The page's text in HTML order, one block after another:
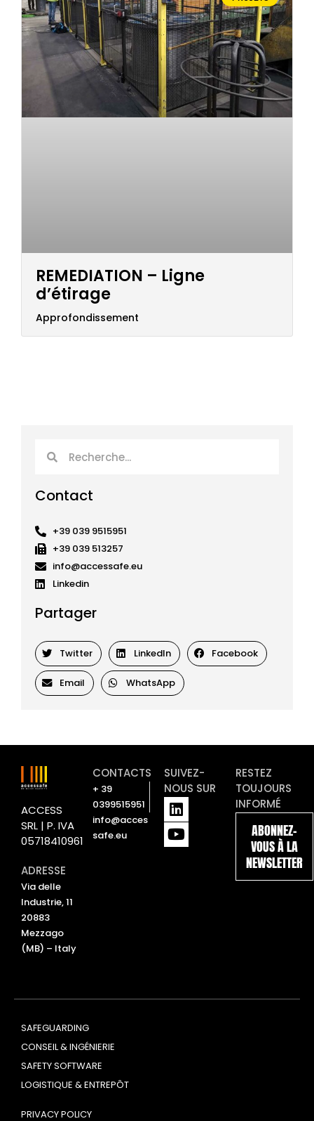
REMEDIATION – Ligne
d’étirage
Approfondissement
Contact
+39 039 9515951
+39 039 513257
info@accessafe.eu
Linkedin
Partager
Twitter LinkedIn Facebook
Email WhatsApp
ACCESS
SRL | P. IVA
05718410961
ADRESSE
Via delle
Industrie, 11
20883
Mezzago
(MB) – Italy
CONTACTS
+ 39
0399515951
info@acces
safe.eu
SUIVEZ-
NOUS SUR
L
i
n
k
Y
o
u
t
RESTEZ
TOUJOURS
INFORMÉ
ABONNEZ-
VOUS À LA
NEWSLETTER
SAFEGUARDING
CONSEIL & INGÉNIERIE
SAFETY SOFTWARE
LOGISTIQUE & ENTREPÔT
PRIVACY POLICY